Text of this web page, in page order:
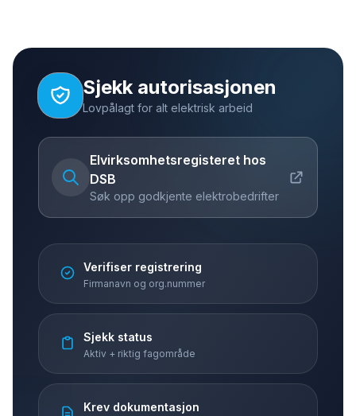
Sjekk autorisasjonen
Lovpålagt for alt elektrisk arbeid
Elvirksomhetsregisteret hos
DSB
Søk opp godkjente elektrobedrifter
Verifiser registrering
Firmanavn og org.nummer
Sjekk status
Aktiv + riktig fagområde
Krev dokumentasjon